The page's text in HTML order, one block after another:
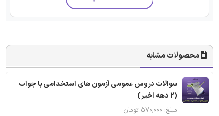
محصولات مشابه
سوالات دروس عمومی آزمون های استخدامی با جواب
(2 دهه اخیر)
مبلغ: ۵۷۰,۰۰۰ تومان